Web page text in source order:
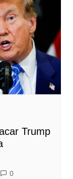
Trump
0